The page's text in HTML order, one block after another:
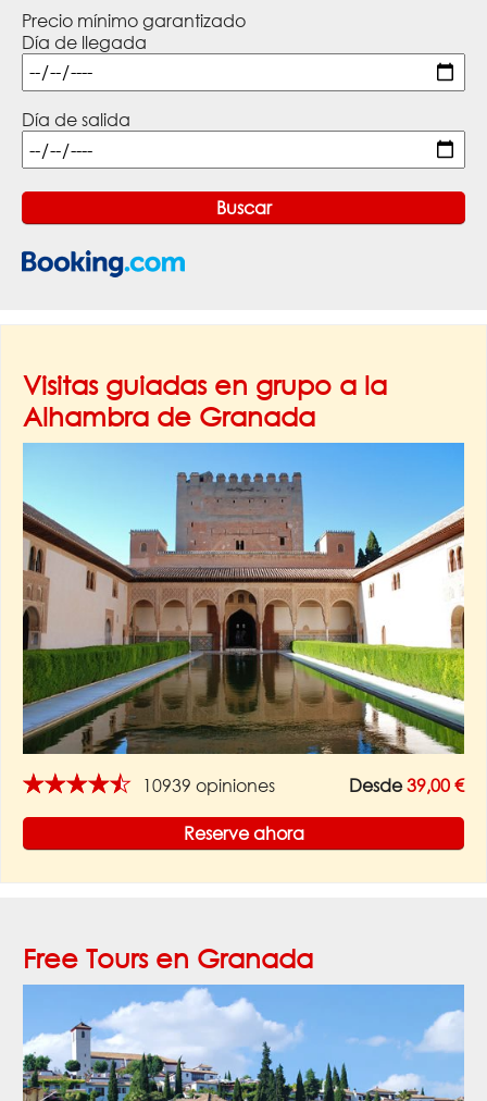
Precio mínimo garantizado
Día de llegada
Día de salida
Visitas guiadas en grupo a la
Alhambra de Granada
★★★★★ 10939 opiniones Desde39,00 €
Reserve ahora
Free Tours en Granada